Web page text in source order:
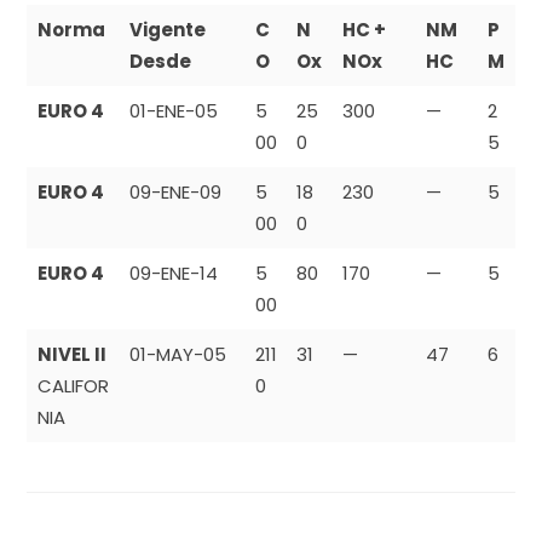
Norma
Vigente
Desde
C
O
N
Ox
HC +
NOx
NM
HC
P
M
EURO 4
01-ENE-05
5
00
25
0
300 —
2
5
EURO 4
09-ENE-09
5
00
18
0
230 — 5
EURO 4 09-ENE-14
5
00
80 170 — 5
NIVEL II
CALIFOR
NIA
01-MAY-05
211
0
31 — 47 6